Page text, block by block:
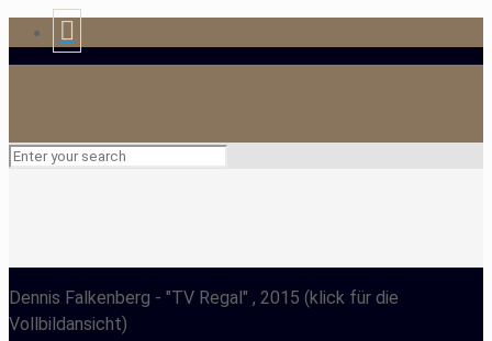
Dennis Falkenberg - "TV Regal" , 2015 (klick für die
Vollbildansicht)